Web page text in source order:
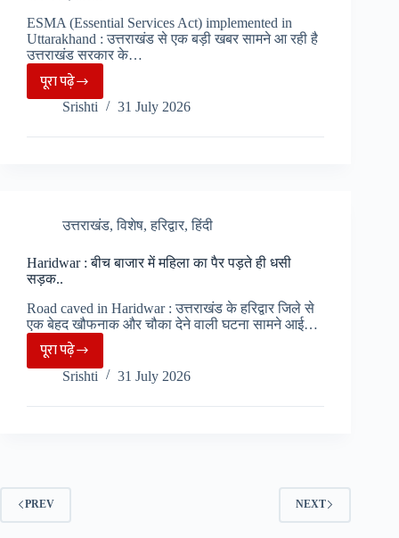
Digital
Streams
लिमिटेड
ने
‘नारी
ESMA (Essential Services Act) implemented in
Uttarakhand : उत्तराखंड से एक बड़ी खबर सामने आ रही है
उत्तराखंड सरकार के…
पूरा पढ़ेUttarakhand
:
राज्य
ESMA,
महीने
कर
सकेंगे
हड़ताल..
Srishti 31 July 2026
उत्तराखंड,विशेष,हरिद्वार,हिंदी
Haridwar : बीच बाजार में महिला का पैर पड़ते ही धसी
सड़क..
Road caved in Haridwar : उत्तराखंड के हरिद्वार जिले से
एक बेहद खौफनाक और चौका देने वाली घटना सामने आई…
पूरा पढ़ेHaridwar
:
बीच
का
पैर
Srishti 31 July 2026
PREV NEXT